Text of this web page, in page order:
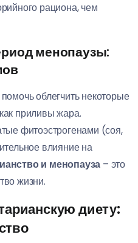
рациона, чем
менопаузы:
облегчить некоторые
приливы жара.
фитоэстрогенами (соя,
влияние на
и менопауза – это
жизни.
диету: